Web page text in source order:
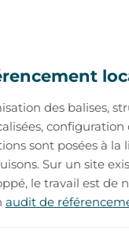
des balises,
configuration
sont posées à la
Sur un site
le travail est de
audit de